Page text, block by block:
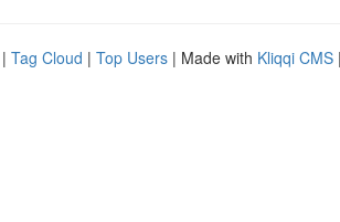
| Tag Cloud | Top Users | Made with Kliqqi CMS |